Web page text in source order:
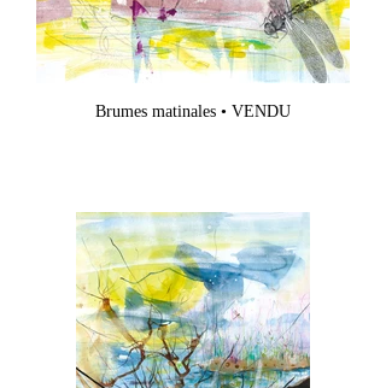
Brumes matinales • VENDU